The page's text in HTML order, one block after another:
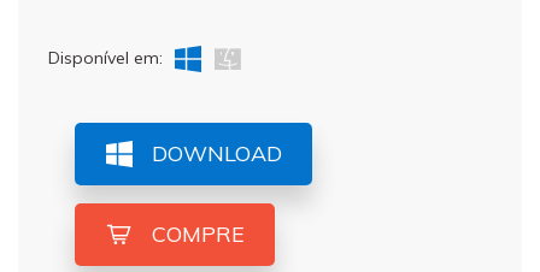
Disponível em:
DOWNLOAD
COMPRE